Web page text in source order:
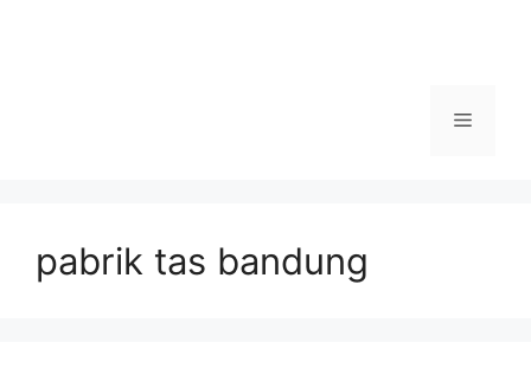
Menu
pabrik tas bandung